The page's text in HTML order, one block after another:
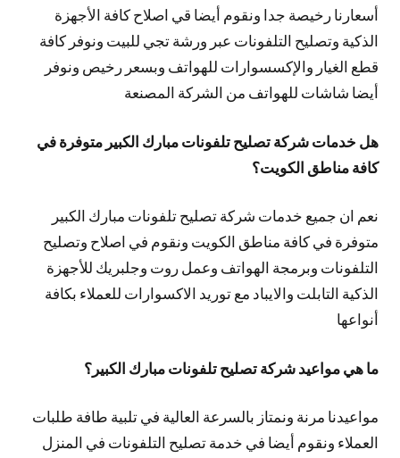
أسعارنا رخيصة جدا ونقوم أيضا قي اصلاح كافة الأجهزة
الذكية وتصليح التلفونات عبر ورشة تجي للبيت ونوفر كافة
قطع الغيار والإكسسوارات للهواتف وبسعر رخيص ونوفر
أيضا شاشات للهواتف من الشركة المصنعة
هل خدمات شركة تصليح تلفونات مبارك الكبير متوفرة في
كافة مناطق الكويت؟
نعم ان جميع خدمات شركة تصليح تلفونات مبارك الكبير
متوفرة في كافة مناطق الكويت ونقوم في اصلاح وتصليح
التلفونات وبرمجة الهواتف وعمل روت وجلبريك للأجهزة
الذكية التابلت والايباد مع توريد الاكسوارات للعملاء بكافة
أنواعها
ما هي مواعيد شركة تصليح تلفونات مبارك الكبير؟
مواعيدنا مرنة ونمتاز بالسرعة العالية في تلبية طافة طلبات
العملاء ونقوم أيضا في خدمة تصليح التلفونات في المنزل